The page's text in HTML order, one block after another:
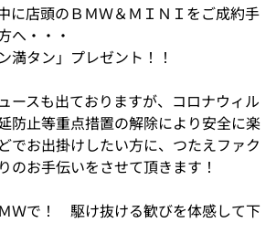
に店頭のＢＭＷ＆ＭＩＮＩをご成約手
へ・・・
タン」プレゼント！！
ースも出ておりますが、コロナウィル
防止等重点措置の解除により安全に楽
でお出掛けしたい方に、つたえファク
のお手伝いをさせて頂きます！
Ｗで！ 駆け抜ける歓びを体感して下